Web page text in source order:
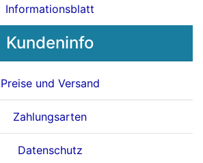
Informationsblatt
Kundeninfo
Preise und Versand
Zahlungsarten
Datenschutz